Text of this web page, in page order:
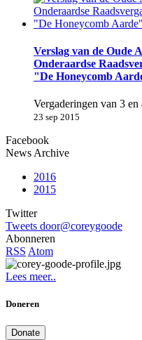
Verslag van de Oude
Onderaardse
"De Honeycomb
Vergaderingen van 3 en
23 sep 2015
Facebook
News Archive
2016
2015
Twitter
Tweets door@coreygoode
Abonneren
RSS Atom
Lees meer..
Doneren
Donate